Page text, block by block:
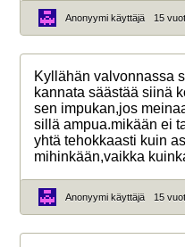
Anonyymi käyttäjä 15
Kyllähän valvonnassa
kannata säästää siinä
sen impukan,jos
sillä ampua.mikään ei
yhtä tehokkaasti kuin
mihinkään,vaikka
Anonyymi käyttäjä 15